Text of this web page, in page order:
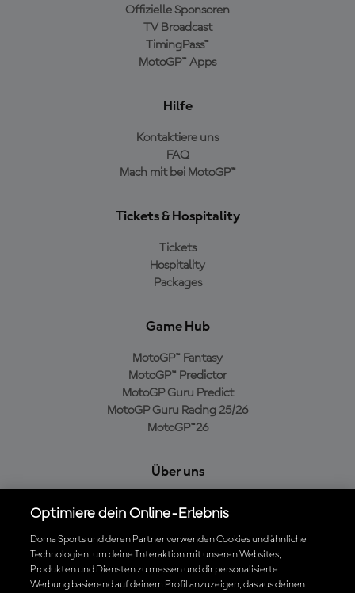
Offizielle Sponsoren
TV Broadcast
TimingPass™
MotoGP™ Apps
Hilfe
Kontaktiere uns
FAQ
Mach mit bei MotoGP™
Tickets & Hospitality
Tickets
Hospitality
Packages
Game Hub
MotoGP™ Fantasy
MotoGP™ Predictor
MotoGP Guru Predict
MotoGP Guru Racing 25/26
MotoGP™26
Über uns
Cookie-Richtlinien
Geschäftsbedingungen
Datenschutzrichtlinien
Kaufrichtlinie
Optimiere dein Online-Erlebnis
Dorna Sports und deren Partner verwenden Cookies und ähnliche
Technologien, um deine Interaktion mit unseren Websites,
Produkten und Diensten zu messen und dir personalisierte
Werbung basierend auf deinem Profil anzuzeigen, das aus deinen